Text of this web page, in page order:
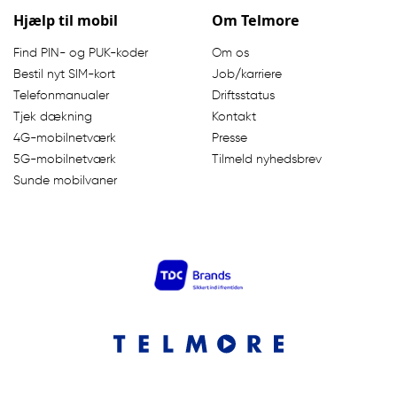
Hjælp til mobil
Find PIN- og PUK-koder
Bestil nyt SIM-kort
Telefonmanualer
Tjek dækning
4G-mobilnetværk
5G-mobilnetværk
Sunde mobilvaner
Om Telmore
Om os
Job/karriere
Driftsstatus
Kontakt
Presse
Tilmeld nyhedsbrev